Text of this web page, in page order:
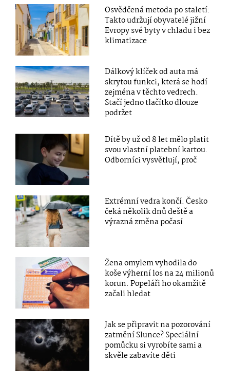
Osvědčená metoda po staletí:
Takto udržují obyvatelé jižní
Evropy své byty v chladu i bez
klimatizace
Dálkový klíček od auta má
skrytou funkci, která se hodí
zejména v těchto vedrech.
Stačí jedno tlačítko dlouze
podržet
Dítě by už od 8 let mělo platit
svou vlastní platební kartou.
Odborníci vysvětlují, proč
Extrémní vedra končí. Česko
čeká několik dnů deště a
výrazná změna počasí
Žena omylem vyhodila do
koše výherní los na 24 milionů
korun. Popeláři ho okamžitě
začali hledat
Jak se připravit na pozorování
zatmění Slunce? Speciální
pomůcku si vyrobíte sami a
skvěle zabavíte děti